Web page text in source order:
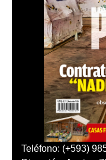
Teléfono: (+593)